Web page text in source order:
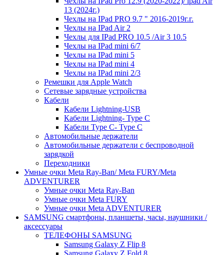
13 (2024г.)
Чехлы на IPad PRO 9.7 " 2016-2019г.г.
Чехлы на IPad Air 2
Чехлы для IPad PRO 10.5 /Air 3 10.5
Чехлы на IPad mini 6/7
Чехлы на IPad mini 5
Чехлы на IPad mini 4
Чехлы на IPad mini 2/3
Ремешки для Apple Watch
Сетевые зарядные устройства
Кабели
Кабели Lightning-USB
Кабели Lightning- Type C
Кабели Type C- Type C
Автомобильные держатели
Автомобильные держатели с беспроводной
зарядкой
Переходники
Умные очки Meta Ray-Ban/ Meta FURY/Meta
ADVENTURER
Умные очки Meta Ray-Ban
Умные очки Meta FURY
Умные очки Meta ADVENTURER
SAMSUNG cмартфоны, планшеты, часы, наушники /
аксессуары
ТЕЛЕФОНЫ SAMSUNG
Samsung Galaxy Z Flip 8
Samsung Galaxy Z Fold 8